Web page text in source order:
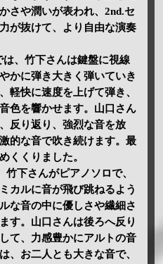
さや潤いが表われ、2nd.セ
が抜けて、より自由な演奏
、竹下さんは鍵盤に視線
かに弾き大きく弾いていき
軽快に速度を上げて弾き、
色を響かせます。山口さん
反り返り、強烈な音を放
的な音で吹き続けます。最
くくりました。
下さんがピアノソロで、
カルに音が飛び跳ねるよう
な音の中に優しさや繊細さ
す。山口さんは後ろへ反り
て、力感豊かにアルトの音
、お二人とも大きな音で、